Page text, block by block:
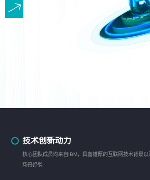
技术创新动力
核心团队成员均来自IBM，具备雄厚的互联网技术背景
场景经验